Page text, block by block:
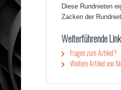
Diese Rundnieten
Zacken der
Weiterführende
Fragen zum Artikel?
Weitere Artikel von